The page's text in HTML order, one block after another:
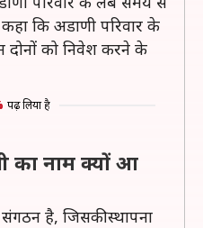
कि अडाणी परिवार के
दोनों को निवेश करने के
पढ़ लिया है
का नाम क्यों आ
है, जिसकी स्थापना